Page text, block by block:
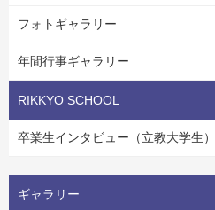
フォトギャラリー
年間行事ギャラリー
RIKKYO SCHOOL
卒業生インタビュー（立教大学生）
ギャラリー